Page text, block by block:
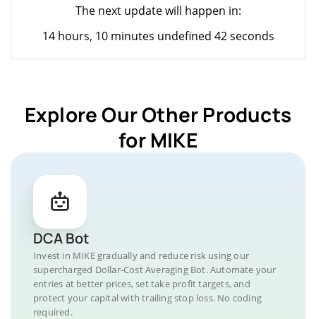
The next update will happen in:
14 hours, 10 minutes undefined 42 seconds
Explore Our Other Products
for MIKE
DCA Bot
Invest in MIKE gradually and reduce risk using our
supercharged Dollar-Cost Averaging Bot. Automate your
entries at better prices, set take profit targets, and
protect your capital with trailing stop loss. No coding
required.